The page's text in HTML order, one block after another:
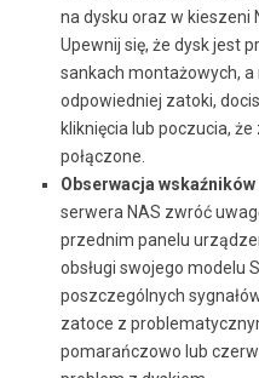
na dysku oraz w kieszeni
Upewnij się, że dysk jest
sankach montażowych, a
odpowiedniej zatoki,
kliknięcia lub poczucia,
połączone.
Obserwacja wskaźników
serwera NAS zwróć
przednim panelu
obsługi swojego modelu
poszczególnych
zatoce z
pomarańczowo lub